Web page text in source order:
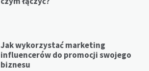
Jak wykorzystać marketing
influencerów do promocji swojego
biznesu